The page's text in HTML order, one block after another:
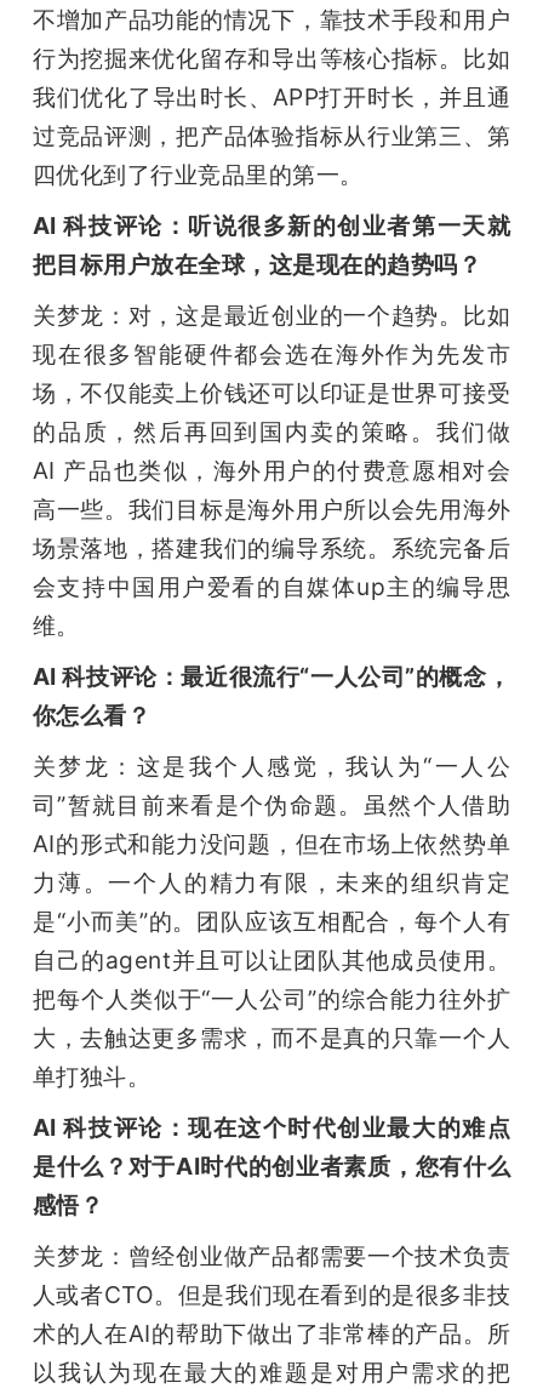
不增加产品功能的情况下，靠技术手段和用户
行为挖掘来优化留存和导出等核心指标。比如
我们优化了导出时长、APP打开时长，并且通
过竞品评测，把产品体验指标从行业第三、第
四优化到了行业竞品里的第一。
AI 科技评论：听说很多新的创业者第一天就
把目标用户放在全球，这是现在的趋势吗？
关梦龙：对，这是最近创业的一个趋势。比如
现在很多智能硬件都会选在海外作为先发市
场，不仅能卖上价钱还可以印证是世界可接受
的品质，然后再回到国内卖的策略。我们做
AI 产品也类似，海外用户的付费意愿相对会
高一些。我们目标是海外用户所以会先用海外
场景落地，搭建我们的编导系统。系统完备后
会支持中国用户爱看的自媒体up主的编导思
维。
AI 科技评论：最近很流行“一人公司”的概念，
你怎么看？
关梦龙：这是我个人感觉，我认为“一人公
司”暂就目前来看是个伪命题。虽然个人借助
AI的形式和能力没问题，但在市场上依然势单
力薄。一个人的精力有限，未来的组织肯定
是“小而美”的。团队应该互相配合，每个人有
自己的agent并且可以让团队其他成员使用。
把每个人类似于“一人公司”的综合能力往外扩
大，去触达更多需求，而不是真的只靠一个人
单打独斗。
AI 科技评论：现在这个时代创业最大的难点
是什么？对于AI时代的创业者素质，您有什么
感悟？
关梦龙：曾经创业做产品都需要一个技术负责
人或者CTO。但是我们现在看到的是很多非技
术的人在AI的帮助下做出了非常棒的产品。所
以我认为现在最大的难题是对用户需求的把